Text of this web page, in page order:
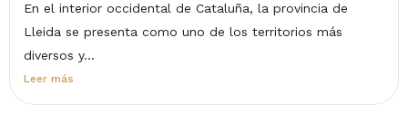
En el interior occidental de Cataluña, la provincia de
Lleida se presenta como uno de los territorios más
diversos y...
Leer más